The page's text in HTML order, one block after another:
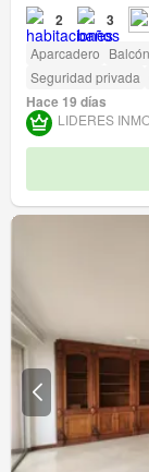
2 3
Aparcadero Balcón
Seguridad privada
Hace 19 días
LIDERES